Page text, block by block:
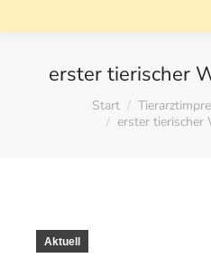
erster tierischer
Sie befinden sich hier:
Start
erster tierischer
Aktuell